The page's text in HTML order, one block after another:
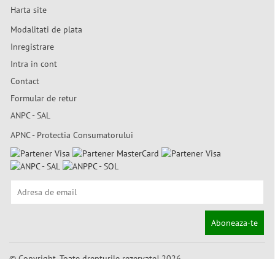
Harta site
Modalitati de plata
Inregistrare
Intra in cont
Contact
Formular de retur
ANPC - SAL
APNC - Protectia Consumatorului
Aboneaza-te